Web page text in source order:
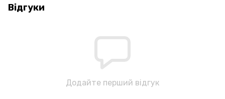
Відгуки
Додайте перший відгук